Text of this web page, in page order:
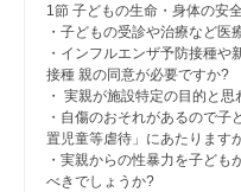
1節 子どもの生命・身体の安全
・子どもの受診や治療など医
・インフルエンザ予防接種
接種 親の同意が必要ですか?
・ 実親が施設特定の目的と
・自傷のおそれがあるので
置児童等虐待」にあたります
・実親からの性暴力を子ども
べきでしょうか?